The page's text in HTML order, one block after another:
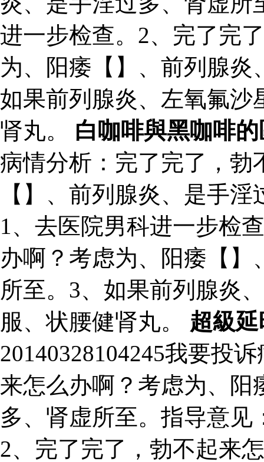
进一步检查。2、完了完
为、阳痿【】、前列腺
如果前列腺炎、左氧氟沙
肾丸。 白咖啡與黑咖啡
病情分析：完了完了，勃
【】、前列腺炎、是手
1、去医院男科进一步检
办啊？考虑为、阳痿【
所至。3、如果前列腺炎
服、状腰健肾丸。 超級
20140328104245我要投
来怎么办啊？考虑为、阳
多、肾虚所至。指导意
2、完了完了，勃不起来